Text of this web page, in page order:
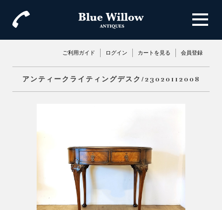
ご利用ガイド ログイン カートを見る 会員登録
アンティークライティングデスク/23020112008